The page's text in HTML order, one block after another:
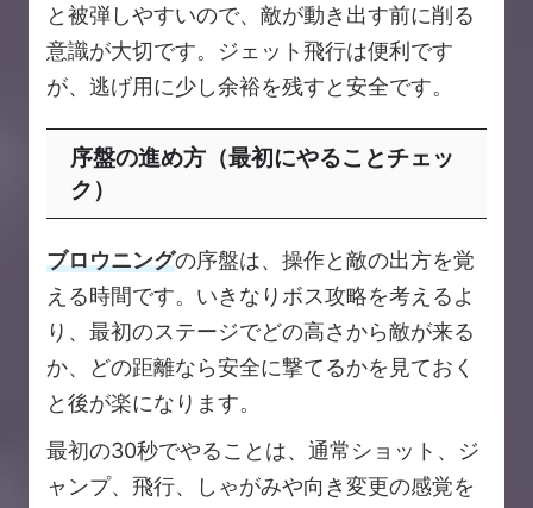
と被弾しやすいので、敵が動き出す前に削る
意識が大切です。ジェット飛行は便利です
が、逃げ用に少し余裕を残すと安全です。
序盤の進め方（最初にやることチェッ
ク）
ブロウニングの序盤は、操作と敵の出方を覚
える時間です。いきなりボス攻略を考えるよ
り、最初のステージでどの高さから敵が来る
か、どの距離なら安全に撃てるかを見ておく
と後が楽になります。
最初の30秒でやることは、通常ショット、ジ
ャンプ、飛行、しゃがみや向き変更の感覚を